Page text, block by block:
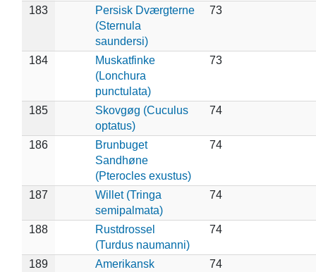
183
Persisk Dværgterne
(Sternula
saundersi)
73
184
Muskatfinke
(Lonchura
punctulata)
73
185
Skovgøg (Cuculus
optatus)
74
186
Brunbuget
Sandhøne
(Pterocles exustus)
74
187
Willet (Tringa
semipalmata)
74
188
Rustdrossel
(Turdus naumanni)
74
189
Amerikansk
74